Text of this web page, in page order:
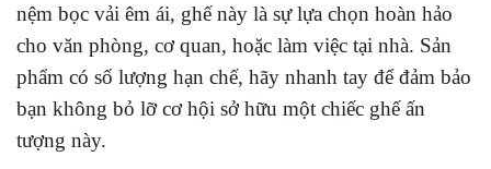
nệm bọc vải êm ái, ghế này là sự lựa chọn hoàn hảo
cho văn phòng, cơ quan, hoặc làm việc tại nhà. Sản
phẩm có số lượng hạn chế, hãy nhanh tay để đảm bảo
bạn không bỏ lỡ cơ hội sở hữu một chiếc ghế ấn
tượng này.